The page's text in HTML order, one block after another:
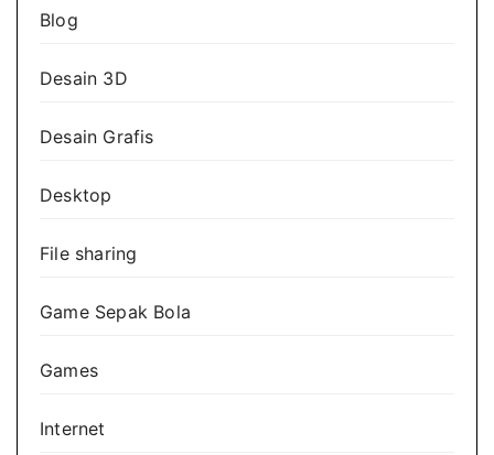
Blog
Desain 3D
Desain Grafis
Desktop
File sharing
Game Sepak Bola
Games
Internet